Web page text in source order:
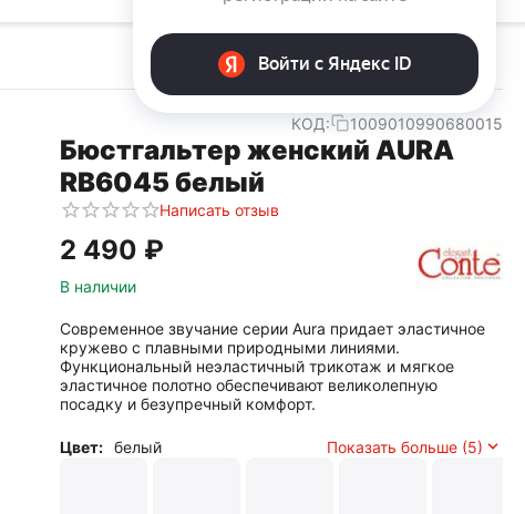
КОД: 1009010990680015
Бюстгальтер женский AURA
RB6045 белый
Написать отзыв
2 490 ₽
В наличии
Современное звучание серии Aura придает эластичное
кружево с плавными природными линиями.
Функциональный неэластичный трикотаж и мягкое
эластичное полотно обеспечивают великолепную
посадку и безупречный комфорт.
Цвет: белый Показать больше (5)